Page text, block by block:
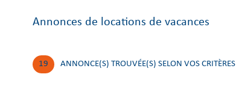
Annonces de locations de vacances
19 ANNONCE(S) TROUVÉE(S) SELON VOS CRITÈRES